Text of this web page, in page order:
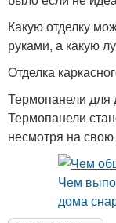
Какую отделку
руками, а какую
Отделка
Термопанели для
Термопанели
несмотря на